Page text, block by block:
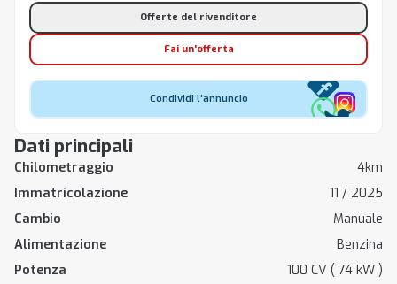
Dati principali
Chilometraggio
4km
Immatricolazione
11 / 2025
Cambio
Manuale
Alimentazione
Benzina
Potenza
100 CV ( 74 kW )
Offerte del rivenditore
Fai un'offerta
Condividi l'annuncio